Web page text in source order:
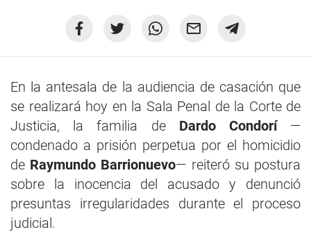
En la antesala de la audiencia de casación que
se realizará hoy en la Sala Penal de la Corte de
Justicia, la familia de Dardo Condorí—
condenado a prisión perpetua por el homicidio
de Raymundo Barrionuevo— reiteró su postura
sobre la inocencia del acusado y denunció
presuntas irregularidades durante el proceso
judicial.